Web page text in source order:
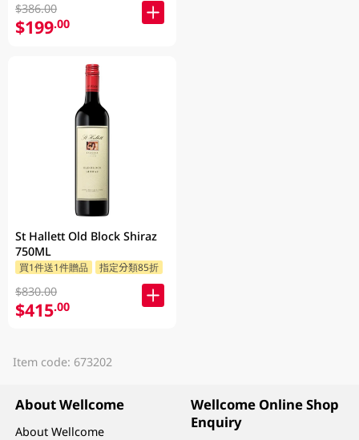
$386.00
$199.00
St Hallett Old Block Shiraz
750ML
買1件送1件贈品 指定分類85折
$830.00
$415.00
Item code: 673202
About Wellcome
About Wellcome
Wellcome Online Shop
Enquiry